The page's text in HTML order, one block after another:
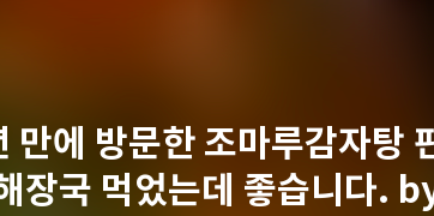
만에 방문한 조마루감자탕
장국 먹었는데 좋습니다.